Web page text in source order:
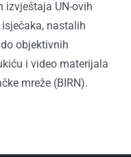
izvještaja UN-ovih
nastalih
objektivnih
i video materijala
mreže (BIRN).